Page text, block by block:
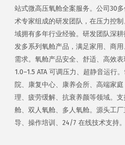
站式微高压氧舱全案服务。公司30
术专家组成的研发团队，在压力控
域拥有多年行业经验。研发团队深
发多系列氧舱产品，满足家用、商
需求。氧舱产品安全、舒适、高效表
1.0–1.5 ATA 可调压力、超静音运行
院、康复中心、康养会所、高端家
理、疲劳缓解、抗衰养颜等领域。
舱、双人氧舱、多人氧舱。源头工
导、操作培训、24/7 在线技术支持。